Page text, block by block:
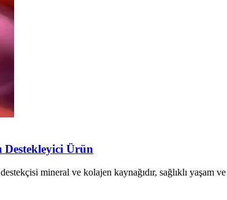
Destekleyici Ürün
mineral ve kolajen kaynağıdır, sağlıklı yaşam